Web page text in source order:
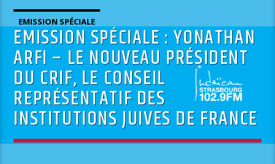
EMISSION SPÉCIALE
EMISSION SPÉCIALE : YONATHAN
ARFI – LE NOUVEAU PRÉSIDENT
DU CRIF, LE CONSEIL
REPRÉSENTATIF DES
INSTITUTIONS JUIVES DE FRANCE